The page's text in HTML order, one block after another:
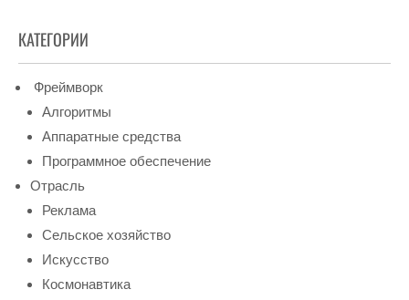
КАТЕГОРИИ
Фреймворк
Алгоритмы
Аппаратные средства
Программное обеспечение
Отрасль
Реклама
Сельское хозяйство
Искусство
Космонавтика